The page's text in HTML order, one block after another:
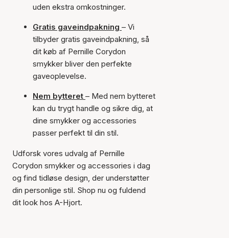
uden ekstra omkostninger.
Gratis gaveindpakning – Vi
tilbyder gratis gaveindpakning, så
dit køb af Pernille Corydon
smykker bliver den perfekte
gaveoplevelse.
Nem bytteret – Med nem bytteret
kan du trygt handle og sikre dig, at
dine smykker og accessories
passer perfekt til din stil.
Udforsk vores udvalg af Pernille
Corydon smykker og accessories i dag
og find tidløse design, der understøtter
din personlige stil. Shop nu og fuldend
dit look hos A-Hjort.